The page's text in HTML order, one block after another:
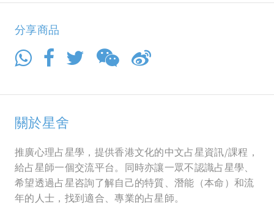
分享商品
關於星舍
推廣心理占星學，提供香港文化的中文占星資訊/課程，
給占星師一個交流平台。同時亦讓一眾不認識占星學、
希望透過占星咨詢了解自己的特質、潛能（本命）和流
年的人士，找到適合、專業的占星師。